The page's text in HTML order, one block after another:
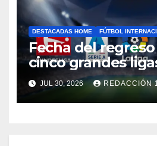
DESTACADAS HOME FÚTBOL
Fecha del
cinco grandes
JUL 30, 2026 REDACCIÓN